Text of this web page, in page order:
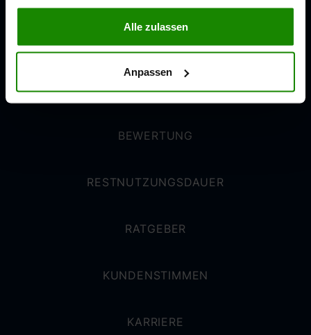
gesammelt haben.
Alle zulassen
Anpassen
BEWERTUNG
RESTNUTZUNGSDAUER
RATGEBER
KUNDENSTIMMEN
KARRIERE